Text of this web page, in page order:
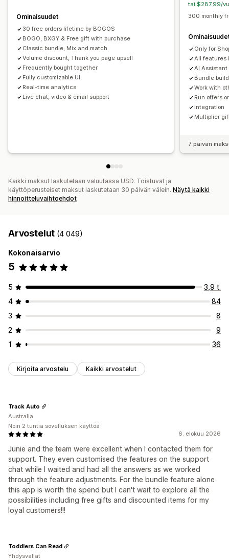
Määräalennukset
Porrastetut alennukset Tekoälysuositukset
Etusijakäsittely
Analytiikka
Klikkausasteet Konversioasteet Suppilon tehokkuus
Hinnoitteluvaihtoehdot
Kiinteä hinnoittelu Porrastettu hinnoittelu
Määräalennukset Alennukset Volyymialennukset
Kiinteät alennukset
Prosenttialennukset
Korialennukset
Ilmainen toimitus Kaksi yhden hinnalla
Dynaaminen hinnoittelu
Ominaisuudet
30 free orders lifetime by BOGOS
BOGO, BXGY & Free gift with purchase
Classic bundle, Mix and match
Volume discount, Thank you page upsell
Frequently bought together
Fully customizable UI
Real-time analytics
Live chat, video & email support
tai $287.99/
300 monthly
Only for
All features
AI Assistant
Bundle
Work with
Run offers
Integration
Multiplier
7 päivän
Kaikki maksut laskutetaan valuutassa USD. Toistuvat ja
käyttöperusteiset maksut laskutetaan 30 päivän välein. Näytä kaikki
hinnoitteluvaihtoehdot
Arvostelut (4 049)
Kokonaisarvio
5
5
3,9 t.
4
84
3
8
2
9
1
36
Kirjoita arvostelu Kaikki arvostelut
6. elokuu 2026
Junie and the team were excellent when I contacted them for
support. They even customised the features on the support
chat while I waited and had all the answers as we worked
through the feature adjustments. For the bundle feature alone
this app is worth the spend but I can't wait to explore all the
possibilities including free gifts and discounted items for my
loyal customers!!!
Track Auto
Australia
Noin 2 tuntia sovelluksen käyttöä
Toddlers Can Read
Yhdysvallat